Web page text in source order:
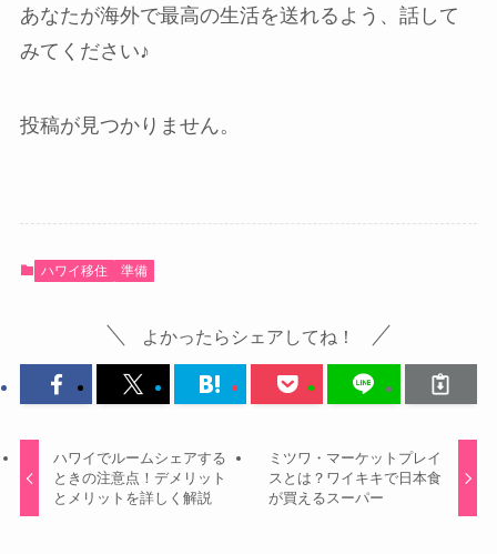
あなたが海外で最高の生活を送れるよう、話して
みてください♪
投稿が見つかりません。
ハワイ移住 準備
よかったらシェアしてね！
ハワイでルームシェアする
ときの注意点！デメリット
とメリットを詳しく解説
ミツワ・マーケットプレイ
スとは？ワイキキで日本食
が買えるスーパー